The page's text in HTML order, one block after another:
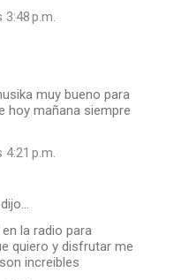
p.m.
muy bueno para
hoy mañana siempre
p.m.
la radio para
quiero y disfrutar me
increibles